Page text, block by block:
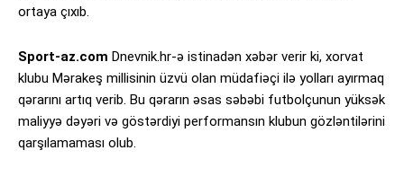
ortaya çıxıb.
Sport-az.com Dnevnik.hr-ə istinadən xəbər verir ki, xorvat
klubu Mərakeş millisinin üzvü olan müdafiəçi ilə yolları ayırmaq
qərarını artıq verib. Bu qərarın əsas səbəbi futbolçunun yüksək
maliyyə dəyəri və göstərdiyi performansın klubun gözləntilərini
qarşılamaması olub.